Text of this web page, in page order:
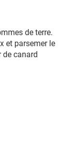
de terre.
et parsemer le
de canard